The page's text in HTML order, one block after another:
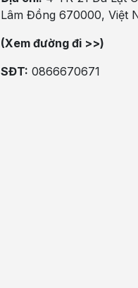
Lâm Đồng 670000, Việt
(Xem đường đi >>)
SĐT: 0866670671